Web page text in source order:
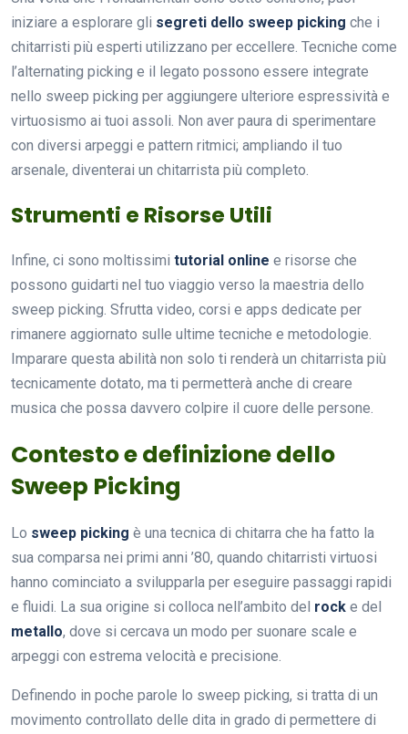
iniziare a esplorare gli segreti dello sweep picking che i
chitarristi più esperti utilizzano per eccellere. Tecniche come
l’alternating picking e il legato possono essere integrate
nello sweep picking per aggiungere ulteriore espressività e
virtuosismo ai tuoi assoli. Non aver paura di sperimentare
con diversi arpeggi e pattern ritmici; ampliando il tuo
arsenale, diventerai un chitarrista più completo.
Strumenti e Risorse Utili
Infine, ci sono moltissimi tutorial online e risorse che
possono guidarti nel tuo viaggio verso la maestria dello
sweep picking. Sfrutta video, corsi e apps dedicate per
rimanere aggiornato sulle ultime tecniche e metodologie.
Imparare questa abilità non solo ti renderà un chitarrista più
tecnicamente dotato, ma ti permetterà anche di creare
musica che possa davvero colpire il cuore delle persone.
Contesto e definizione dello
Sweep Picking
Lo sweep picking è una tecnica di chitarra che ha fatto la
sua comparsa nei primi anni ’80, quando chitarristi virtuosi
hanno cominciato a svilupparla per eseguire passaggi rapidi
e fluidi. La sua origine si colloca nell’ambito del rock e del
metallo, dove si cercava un modo per suonare scale e
arpeggi con estrema velocità e precisione.
Definendo in poche parole lo sweep picking, si tratta di un
movimento controllato delle dita in grado di permettere di